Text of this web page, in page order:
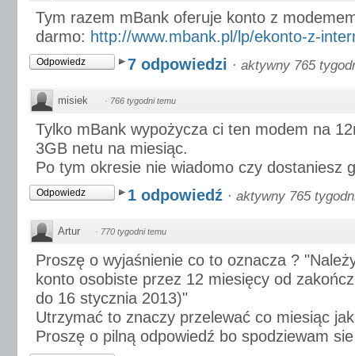
Tym razem mBank oferuje konto z
darmo: http://www.mbank.pl/lp/ekonto-z-
Odpowiedz 7 odpowiedzi · aktywny 765
misiek · 766 tygodni temu
Tylko mBank wypożycza ci ten modem na
3GB netu na miesiąc.
Po tym okresie nie wiadomo czy dostaniesz
Odpowiedz 1 odpowiedź · aktywny 765
Artur · 770 tygodni temu
Proszę o wyjaśnienie co to oznacza ?
konto osobiste przez 12 miesięcy od
do 16 stycznia 2013)"
Utrzymać to znaczy przelewać co miesiąc
Proszę o pilną odpowiedź bo spodziewam